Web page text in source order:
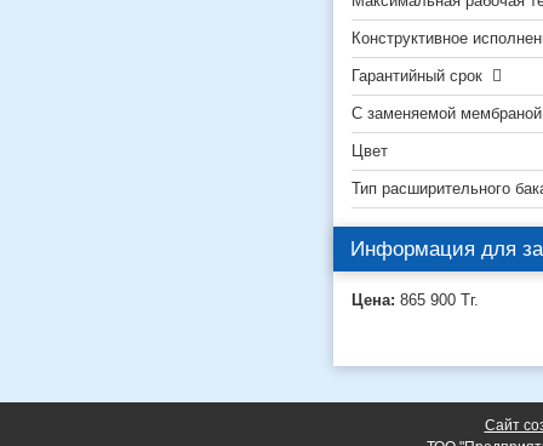
Конструктивное
Гарантийный срок
С заменяемой мембраной
Цвет
Тип расширительного
Информация для
Цена: 865 900 Тг.
Сайт